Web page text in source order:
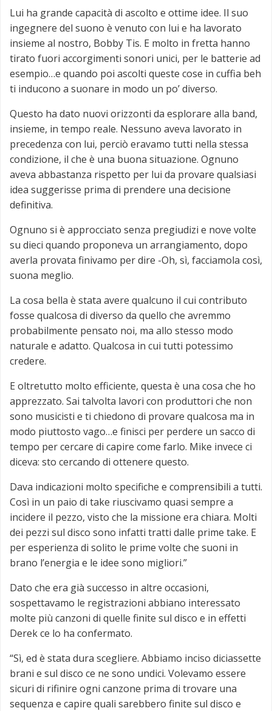
Lui ha grande capacità di ascolto e ottime idee. Il suo
ingegnere del suono è venuto con lui e ha lavorato
insieme al nostro, Bobby Tis. E molto in fretta hanno
tirato fuori accorgimenti sonori unici, per le batterie ad
esempio…e quando poi ascolti queste cose in cuffia beh
ti inducono a suonare in modo un po’ diverso.
Questo ha dato nuovi orizzonti da esplorare alla band,
insieme, in tempo reale. Nessuno aveva lavorato in
precedenza con lui, perciò eravamo tutti nella stessa
condizione, il che è una buona situazione. Ognuno
aveva abbastanza rispetto per lui da provare qualsiasi
idea suggerisse prima di prendere una decisione
definitiva.
Ognuno si è approcciato senza pregiudizi e nove volte
su dieci quando proponeva un arrangiamento, dopo
averla provata finivamo per dire -Oh, sì, facciamola così,
suona meglio.
La cosa bella è stata avere qualcuno il cui contributo
fosse qualcosa di diverso da quello che avremmo
probabilmente pensato noi, ma allo stesso modo
naturale e adatto. Qualcosa in cui tutti potessimo
credere.
E oltretutto molto efficiente, questa è una cosa che ho
apprezzato. Sai talvolta lavori con produttori che non
sono musicisti e ti chiedono di provare qualcosa ma in
modo piuttosto vago…e finisci per perdere un sacco di
tempo per cercare di capire come farlo. Mike invece ci
diceva: sto cercando di ottenere questo.
Dava indicazioni molto specifiche e comprensibili a tutti.
Così in un paio di take riuscivamo quasi sempre a
incidere il pezzo, visto che la missione era chiara. Molti
dei pezzi sul disco sono infatti tratti dalle prime take. E
per esperienza di solito le prime volte che suoni in
brano l’energia e le idee sono migliori.”
Dato che era già successo in altre occasioni,
sospettavamo le registrazioni abbiano interessato
molte più canzoni di quelle finite sul disco e in effetti
Derek ce lo ha confermato.
“Sì, ed è stata dura scegliere. Abbiamo inciso diciassette
brani e sul disco ce ne sono undici. Volevamo essere
sicuri di rifinire ogni canzone prima di trovare una
sequenza e capire quali sarebbero finite sul disco e